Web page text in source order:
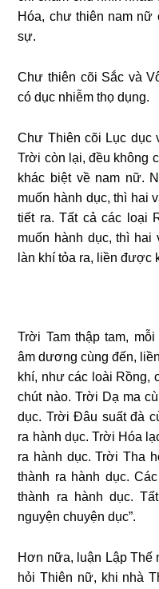
Hóa, chư thiên nam nữ
sự.
Chư thiên cõi Sắc và
có dục nhiễm thọ dụng.
Chư Thiên cõi Lục dục
Trời còn lại, đều không
khác biệt về nam nữ.
muốn hành dục, thì hai
tiết ra. Tất cả các loại
muốn hành dục, thì
làn khí tỏa ra, liền được
Trời Tam thập tam,
âm dương cùng đến,
khí, như các loài Rồng,
chút nào. Trời Dạ ma
dục. Trời Đâu suất đà
ra hành dục. Trời Hóa
ra hành dục. Trời Tha
thành ra hành dục.
thành ra hành dục.
nguyện chuyện dục”.
Hơn nữa, luận Lập Thế
hỏi Thiên nữ, khi nhà